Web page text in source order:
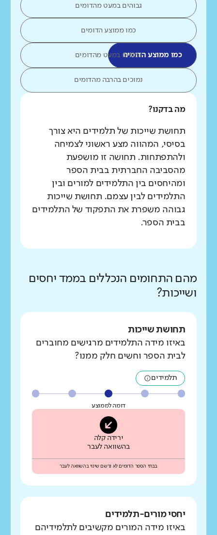
גבוהים במעט מהדומים
כמו ממוצע הדומים
כמו ממוצע הדומיםנמוכים במעט מהדומים
נמוכים בהרבה מהדומים
מה בדקנו?
תחושת שייכות של תלמידים היא צורך
בסיסי, המהווה מצע ראשוני לצמיחה
ולהתפתחות. תחושה זו מושפעת
מהסביבה החברתית בבית הספר
ומהיחסים בין התלמידים למורים ובין
התלמידים לבין עצמם. תחושת שייכות
גבוהה משפרת את התפקוד של התלמידים
בבית הספר.
מהם התחומים הנכללים בממד יחסים
ושייכות?
תחושת שייכות
באיזו מידה התלמידים מרגישים מחוברים
לבית הספר וחשים חלק ממנו?
תלמידים
דומה לממוצע
ירידה קלה
בהשוואה לעבר
בבתי הספר הדומים לא נרשם שינוי בהשוואה לעבר
יחסי מורים-תלמידים
באיזו מידה המורים מקשיבים לתלמידיהם